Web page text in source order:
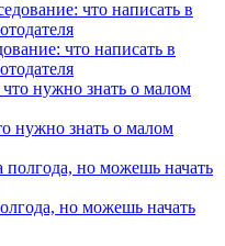
что написать в
нужно знать о малом
но можешь начать